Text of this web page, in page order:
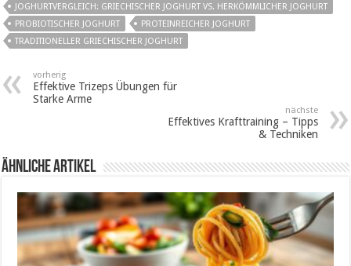
JOGHURTVERGLEICH: GRIECHISCHER JOGHURT VS. HERKÖMMLICHER JOGHURT
PROBIOTISCHER JOGHURT
PROTEINREICHER JOGHURT
TRADITIONELLER GRIECHISCHER JOGHURT
vorherig
Effektive Trizeps Übungen für
Starke Arme
nächste
Effektives Krafttraining – Tipps
& Techniken
ähnliche Artikel